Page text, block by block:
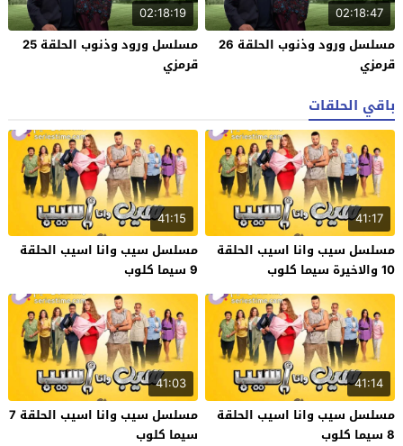
02:18:47
مسلسل ورود وذنوب الحلقة 26
قرمزي
02:18:19
مسلسل ورود وذنوب الحلقة 25
قرمزي
باقي الحلقات
41:17
مسلسل سيب وانا اسيب الحلقة
10 والاخيرة سيما كلوب
41:15
مسلسل سيب وانا اسيب الحلقة
9 سيما كلوب
41:14
مسلسل سيب وانا اسيب الحلقة
8 سيما كلوب
41:03
مسلسل سيب وانا اسيب الحلقة 7
سيما كلوب